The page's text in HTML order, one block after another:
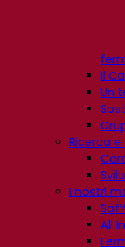
Il
Un
Ricerca
I nostri
All